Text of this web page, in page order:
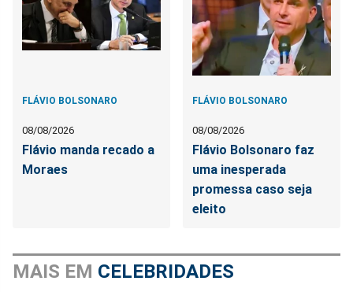
FLÁVIO BOLSONARO
08/08/2026
Flávio manda recado a
Moraes
FLÁVIO BOLSONARO
08/08/2026
Flávio Bolsonaro faz
uma inesperada
promessa caso seja
eleito
MAIS EM CELEBRIDADES